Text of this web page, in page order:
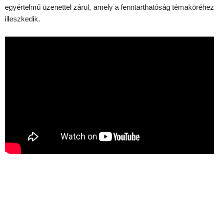
egyértelmű üzenettel zárul, amely a fenntarthatóság témaköréhez
illeszkedik.